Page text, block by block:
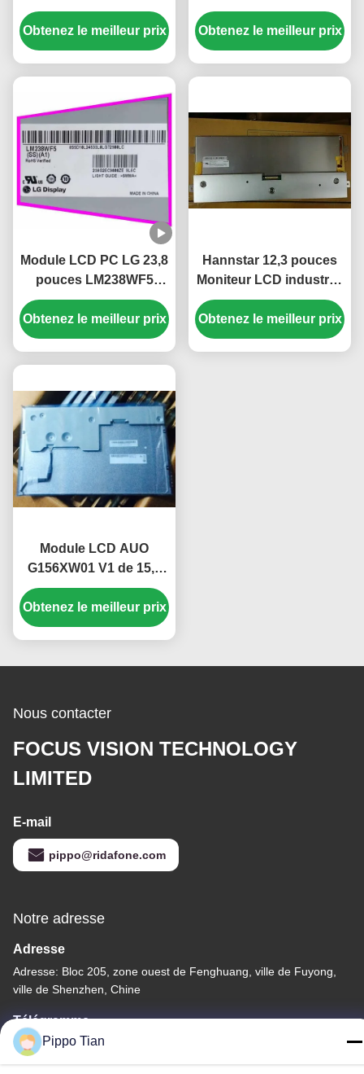
pixels et connecteur 51
broches M170ETN01.1
Obtenez le meilleur prix
FHD de 1920x1080
pixels et luminosité de
300 cd/m²
Obtenez le meilleur prix
Module LCD PC LG 23,8
pouces LM238WF5
SSA1 FHD 250 cd/m²
Panneau d'affichage
IPS pour PC de bureau
Obtenez le meilleur prix
Hannstar 12,3 pouces
Moniteur LCD industriel
avec 1920 * 720 pixels et
écran LCD couleur PC
16,7M
Obtenez le meilleur prix
Module LCD AUO
G156XW01 V1 de 15,6
pouces avec 1366*768
pixels, luminosité 400
CCD M2 et durée de vie
Obtenez le meilleur prix
Nous contacter
FOCUS VISION TECHNOLOGY
LIMITED
E-mail
pippo@ridafone.com
Notre adresse
Adresse
Adresse: Bloc 205, zone ouest de Fenghuang, ville de Fuyong,
ville de Shenzhen, Chine
Télégramme
86--13590447319
Pippo Tian